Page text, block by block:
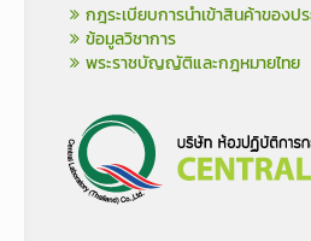
กฎระเบียบการนำเข้าสินค้าของป
ข้อมูลวิชาการ
พระราชบัญญัติและกฎหมายไทย